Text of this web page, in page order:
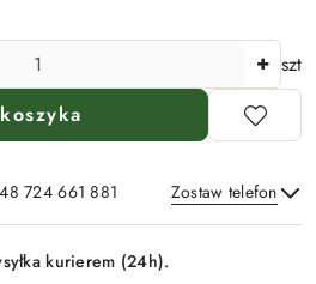
szt
724 661 881 Zostaw telefon
kurierem (24h).